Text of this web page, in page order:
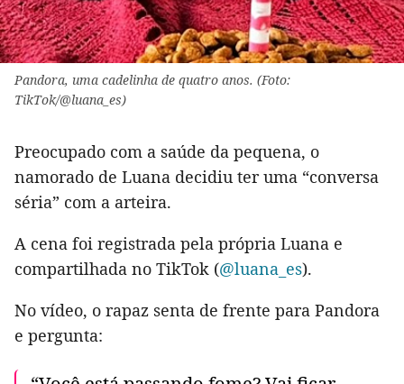
Pandora, uma cadelinha de quatro anos. (Foto:
TikTok/@luana_es)
Preocupado com a saúde da pequena, o
namorado de Luana decidiu ter uma “conversa
séria” com a arteira.
A cena foi registrada pela própria Luana e
compartilhada no TikTok (@luana_es).
No vídeo, o rapaz senta de frente para Pandora
e pergunta: